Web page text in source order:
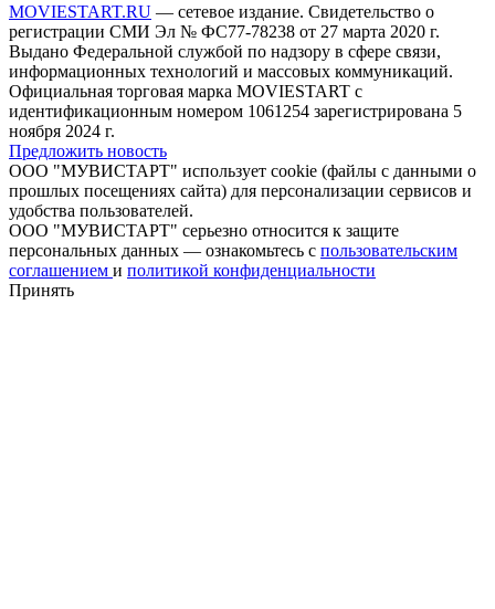
MOVIESTART.RU — сетевое издание. Свидетельство о
регистрации СМИ Эл № ФС77-78238 от 27 марта 2020 г.
Выдано Федеральной службой по надзору в сфере связи,
информационных технологий и массовых коммуникаций.
Официальная торговая марка MOVIESTART с
идентификационным номером 1061254 зарегистрирована 5
ноября 2024 г.
Предложить новость
ООО "МУВИСТАРТ" использует cookie (файлы с данными о
прошлых посещениях сайта) для персонализации сервисов и
удобства пользователей.
ООО "МУВИСТАРТ" серьезно относится к защите
персональных данных — ознакомьтесь с пользовательским
соглашением и политикой конфиденциальности
Принять